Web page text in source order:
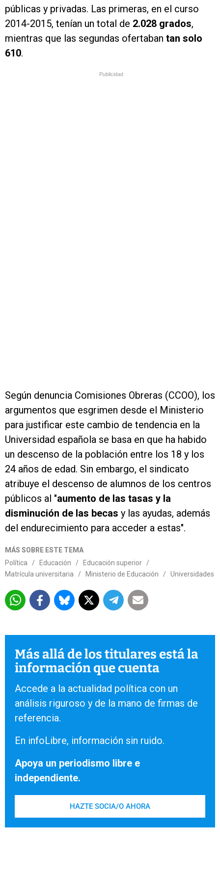
públicas y privadas. Las primeras, en el curso
2014-2015, tenían un total de 2.028 grados,
mientras que las segundas ofertaban tan solo
610.
Publicidad
Según denuncia Comisiones Obreras (CCOO), los
argumentos que esgrimen desde el Ministerio
para justificar este cambio de tendencia en la
Universidad española se basa en que ha habido
un descenso de la población entre los 18 y los
24 años de edad. Sin embargo, el sindicato
atribuye el descenso de alumnos de los centros
públicos al "aumento de las tasas y la
disminución de las becas y las ayudas, además
del endurecimiento para acceder a estas".
MÁS SOBRE ESTE TEMA
Política
/ Educación / Educación superior
/
Matrícula universitaria
/ Ministerio de Educación / Universidades
Más allá de los titulares está la
información que cuenta
Accede a la actualidad política con un
análisis riguroso y de la mano de firmas de
referencia.
En infoLibre, información sin ruido.
Apoya un periodismo libre e
independiente.
HAZTE SOCIA/O AHORA